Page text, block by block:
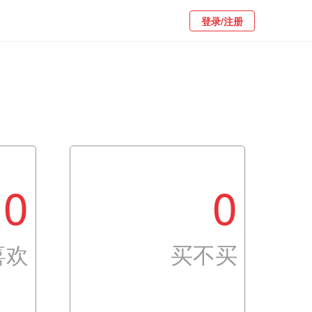
登录/注册
0 0
买不买